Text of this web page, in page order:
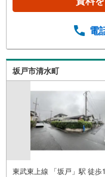
電
坂戸市清水町
東武東上線 「坂戸」駅 徒歩